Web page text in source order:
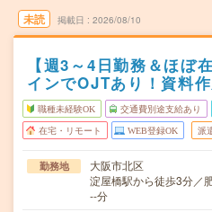
未読 掲載日 2026/08/10
【週3～4日勤務＆ほぼ
インでOJTあり！資料
職種未経験OK 交通費別途支給あり
在宅・リモート WEB登録OK 派
勤務地
大阪市北区
淀屋橋駅から徒歩3分／
--分